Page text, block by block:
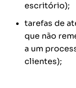
escritório);
tarefas de
que não
a um
clientes);